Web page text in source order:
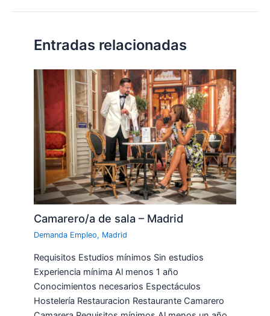
Entradas relacionadas
Camarero/a de sala – Madrid
Demanda Empleo, Madrid
Requisitos Estudios mínimos Sin estudios
Experiencia mínima Al menos 1 año
Conocimientos necesarios Espectáculos
Hostelería Restauracion Restaurante Camarero